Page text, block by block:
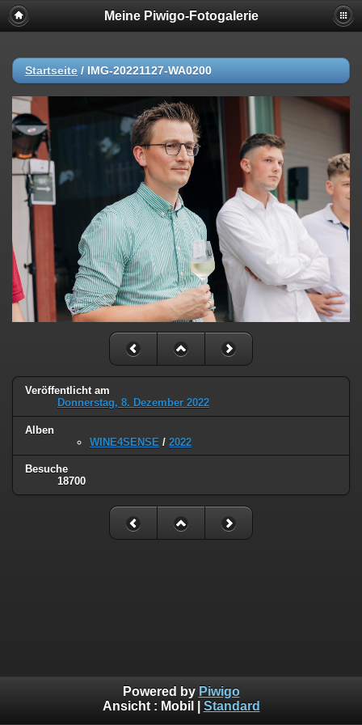
Meine Piwigo-Fotogalerie
Startseite / IMG-20221127-WA0200
Veröffentlicht am
Donnerstag, 8. Dezember 2022
Alben
WINE4SENSE / 2022
Besuche
18700
Powered by Piwigo
Ansicht : Mobil Standard